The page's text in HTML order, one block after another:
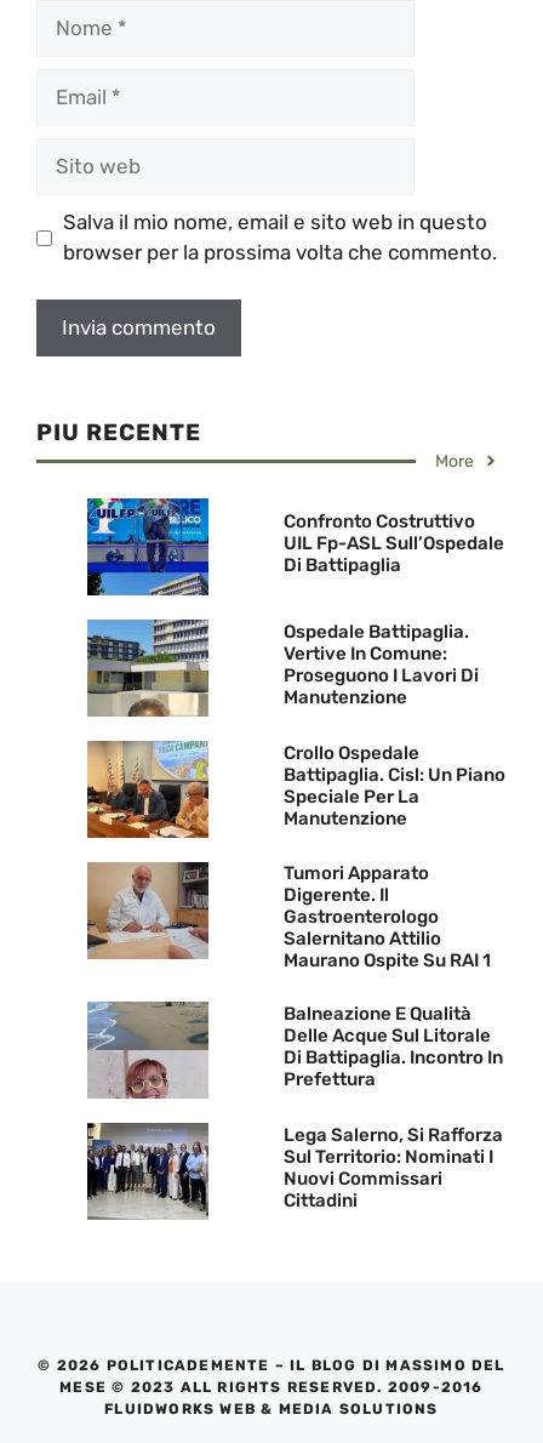
Salva il mio nome, email e sito web in questo
browser per la prossima volta che commento.
PIU RECENTE
More
Confronto Costruttivo
UIL Fp-ASL Sull’Ospedale
Di Battipaglia
Ospedale Battipaglia.
Vertive In Comune:
Proseguono I Lavori Di
Manutenzione
Crollo Ospedale
Battipaglia. Cisl: Un Piano
Speciale Per La
Manutenzione
Tumori Apparato
Digerente. Il
Gastroenterologo
Salernitano Attilio
Maurano Ospite Su RAI 1
Balneazione E Qualità
Delle Acque Sul Litorale
Di Battipaglia. Incontro In
Prefettura
Lega Salerno, Si Rafforza
Sul Territorio: Nominati I
Nuovi Commissari
Cittadini
© 2026 POLITICADEMENTE – IL BLOG DI MASSIMO DEL
MESE © 2023 ALL RIGHTS RESERVED. 2009-2016
FLUIDWORKS WEB & MEDIA SOLUTIONS